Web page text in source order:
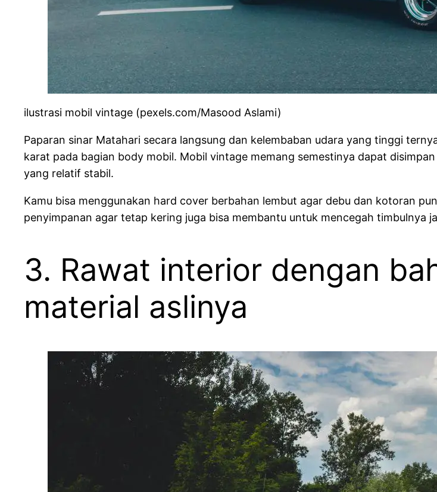
ilustrasi mobil vintage (pexels.com/Masood Aslami)
Paparan sinar Matahari secara langsung dan kelembaban udara yang tinggi
karat pada bagian body mobil. Mobil vintage memang semestinya dapat
yang relatif stabil.
Kamu bisa menggunakan hard cover berbahan lembut agar debu dan kotoran
penyimpanan agar tetap kering juga bisa membantu untuk mencegah timbulnya
3. Rawat interior dengan
material aslinya